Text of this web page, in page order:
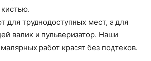
для труднодоступных мест, а для
валик и пульверизатор. Наши
работ красят без подтеков.